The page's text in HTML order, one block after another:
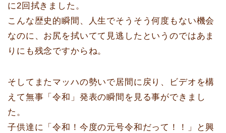
に2回拭きました。
こんな歴史的瞬間、人生でそうそう何度もない機会
なのに、お尻を拭いてて見逃したというのではあま
りにも残念ですからね。
そしてまたマッハの勢いで居間に戻り、ビデオを構
えて無事「令和」発表の瞬間を見る事ができまし
た。
子供達に「令和！今度の元号令和だって！！」と興